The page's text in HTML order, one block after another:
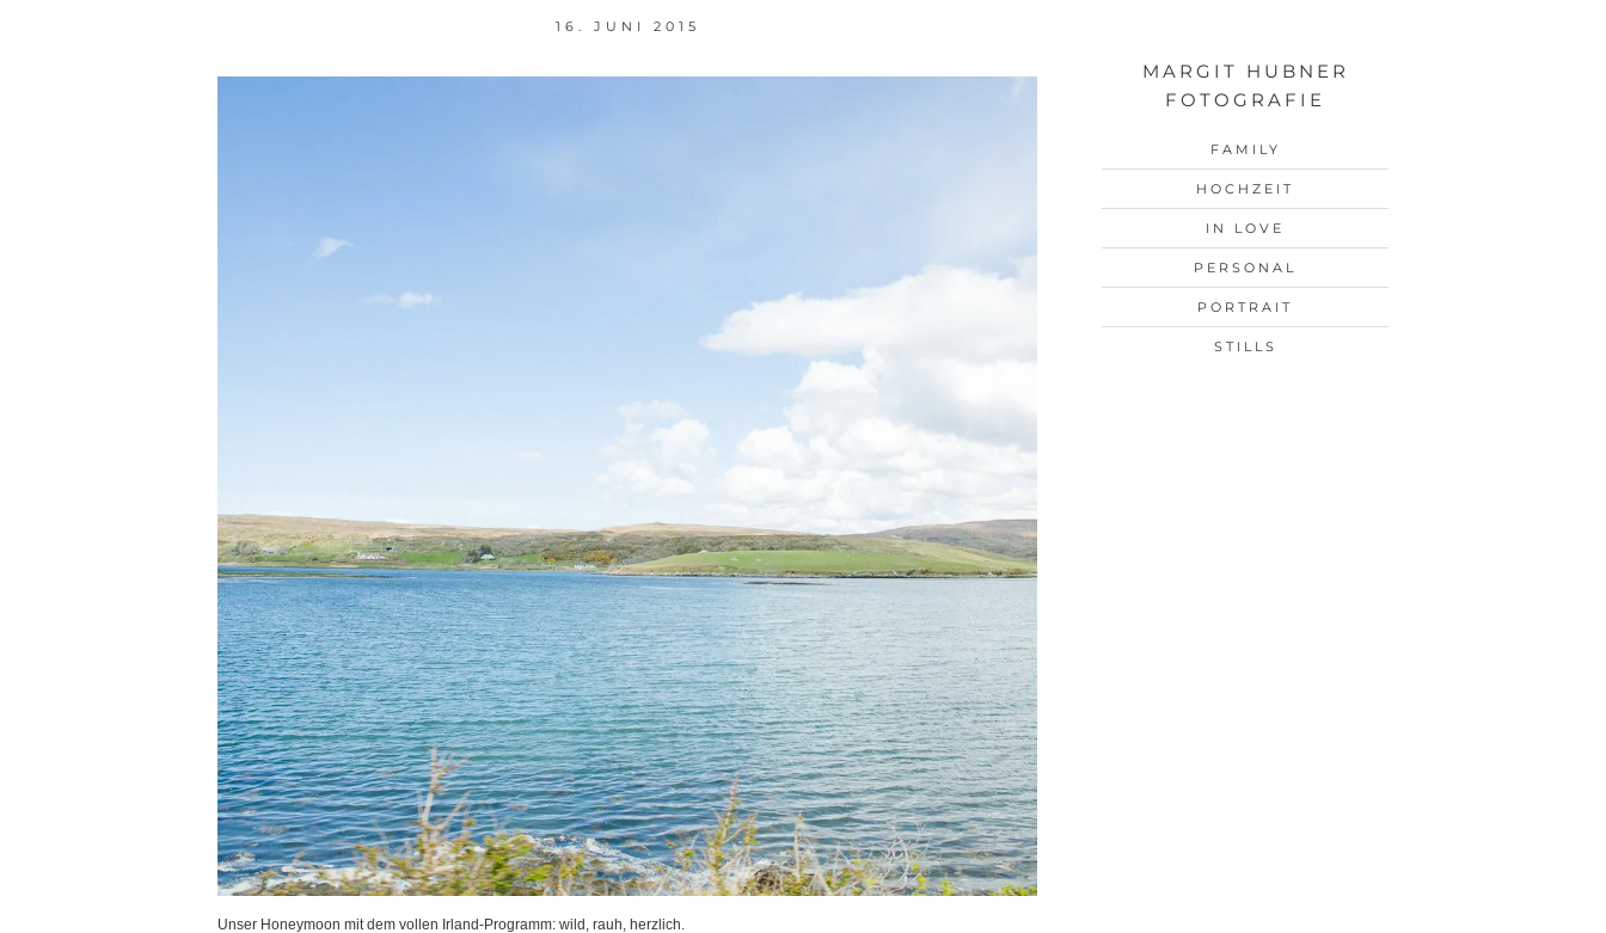
16. JUNI 2015
Unser Honeymoon mit dem vollen Irland-Programm: wild, rauh, herzlich.
MARGIT HUBNER
FOTOGRAFIE
FAMILY
HOCHZEIT
IN LOVE
PERSONAL
PORTRAIT
STILLS